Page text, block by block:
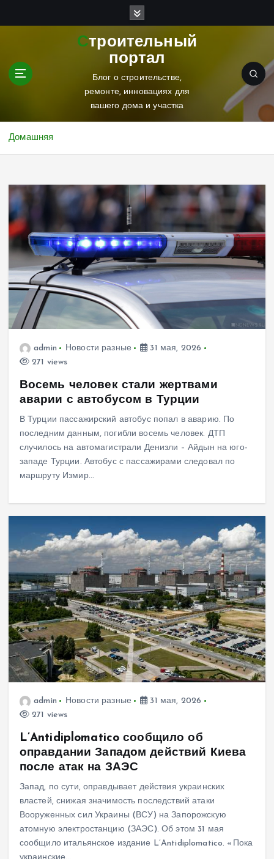
Строительный
портал
Блог о строительстве,
ремонте, инновациях для
вашего дома и участка
Домашняя
admin Новости разные
31 мая, 2026
271 views
Восемь человек стали жертвами
аварии с автобусом в Турции
В Турции пассажирский автобус попал в аварию. По
последним данным, погибли восемь человек. ДТП
случилось на автомагистрали Денизли – Айдын на юго-
западе Турции. Автобус с пассажирами следовал по
маршруту Измир…
admin Новости разные
31 мая, 2026
271 views
L’Antidiplomatico сообщило об
оправдании Западом действий Киева
после атак на ЗАЭС
Запад, по сути, оправдывает действия украинских
властей, снижая значимость последствий атаки
Вооруженных сил Украины (ВСУ) на Запорожскую
атомную электростанцию (ЗАЭС). Об этом 31 мая
сообщило итальянское издание L’Antidiplomatico. «Пока